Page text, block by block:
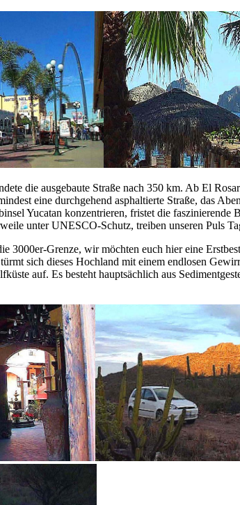
die ausgebaute Straße nach 350 km. Ab El
eine durchgehend asphaltierte Straße, das
Yucatan konzentrieren, fristet die
unter UNESCO-Schutz, treiben unseren Puls
3000er-Grenze, wir möchten euch hier eine
sich dieses Hochland mit einem endlosen
auf. Es besteht hauptsächlich aus